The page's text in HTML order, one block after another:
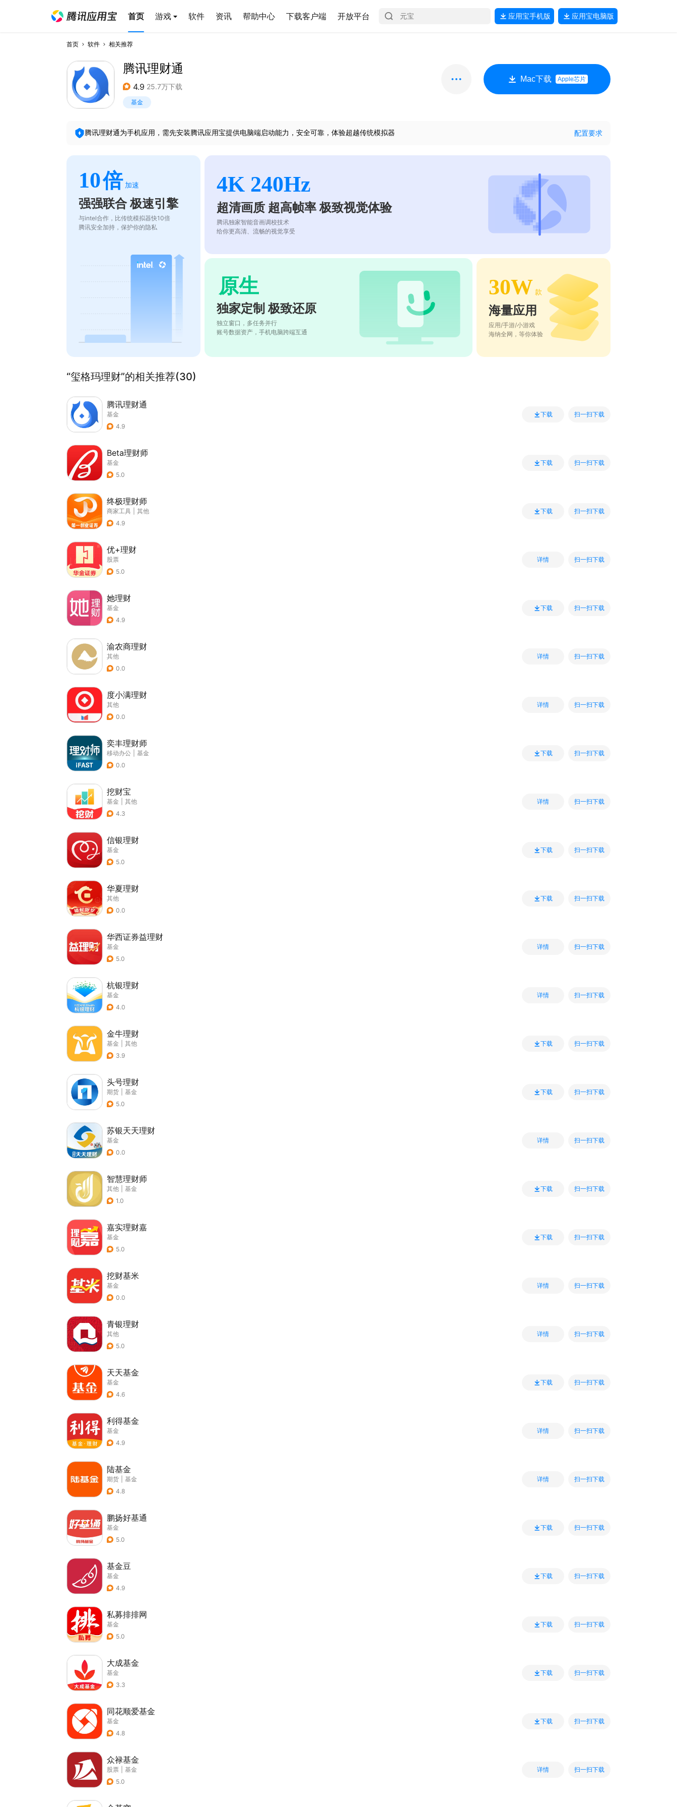
首页 游戏 软件 资讯 帮助中心 下载客户端 开放平台 应用宝手机版 应用宝电脑版
首页 软件 相关推荐
腾讯理财通
4.9 25.7万下载
基金
Mac下载 Apple芯片
腾讯理财通为手机应用，需先安装腾讯应用宝提供电脑端启动能力，安全可靠，体验超越传统模拟器 配置要求
10倍 加速
强强联合 极速引擎
与intel合作，比传统模拟器快10倍
腾讯安全加持，保护你的隐私
4K 240Hz
超清画质 超高帧率 极致视觉体验
腾讯独家智能音画调校技术
给你更高清、流畅的视觉享受
原生
独家定制 极致还原
独立窗口，多任务并行
账号数据资产，手机电脑跨端互通
30W 款
海量应用
应用/手游/小游戏
海纳全网，等你体验
“玺格玛理财”的相关推荐(30)
腾讯理财通
基金
4.9
下载 扫一扫下载
Beta理财师
基金
5.0
下载 扫一扫下载
终极理财师
商家工具
其他
4.9
下载 扫一扫下载
优+理财
股票
5.0
详情 扫一扫下载
她理财
基金
4.9
下载 扫一扫下载
渝农商理财
其他
0.0
详情 扫一扫下载
度小满理财
其他
0.0
详情 扫一扫下载
奕丰理财师
移动办公
基金
0.0
下载 扫一扫下载
挖财宝
基金
其他
4.3
详情 扫一扫下载
信银理财
基金
5.0
下载 扫一扫下载
华夏理财
其他
0.0
下载 扫一扫下载
华西证券益理财
基金
5.0
详情 扫一扫下载
杭银理财
基金
4.0
详情 扫一扫下载
金牛理财
基金
其他
3.9
下载 扫一扫下载
头号理财
期货
基金
5.0
下载 扫一扫下载
苏银天天理财
基金
0.0
详情 扫一扫下载
智慧理财师
其他
基金
1.0
下载 扫一扫下载
嘉实理财嘉
基金
5.0
下载 扫一扫下载
挖财基米
基金
0.0
详情 扫一扫下载
青银理财
其他
5.0
详情 扫一扫下载
天天基金
基金
4.6
下载 扫一扫下载
利得基金
基金
4.9
详情 扫一扫下载
陆基金
期货
基金
4.8
详情 扫一扫下载
鹏扬好基通
基金
5.0
下载 扫一扫下载
基金豆
基金
4.9
下载 扫一扫下载
私募排排网
基金
5.0
下载 扫一扫下载
大成基金
基金
3.3
下载 扫一扫下载
同花顺爱基金
基金
4.8
下载 扫一扫下载
众禄基金
股票
基金
5.0
详情 扫一扫下载